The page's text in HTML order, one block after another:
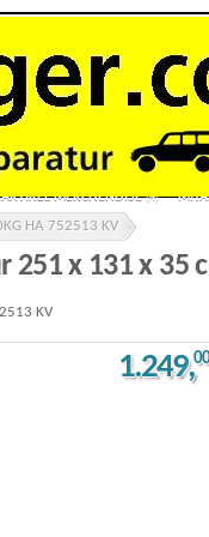
(34)
(15)
TOHACO
ROHR PROFIL
MERCHENDISE(4)
HA 752513 KV
251 x 131 x 35
KV
1.249,